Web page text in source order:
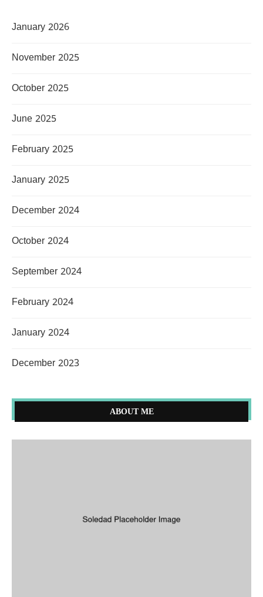
January 2026
November 2025
October 2025
June 2025
February 2025
January 2025
December 2024
October 2024
September 2024
February 2024
January 2024
December 2023
ABOUT ME